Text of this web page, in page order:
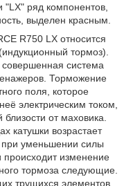
ряд компонентов,
выделен красным.
R750 LX относится
тормоз).
сиcтема
Торможение
поля, которое
электрическим током,
от маховика.
катушки возрастает
при уменьшении силы
происходит изменение
тормоза следующие.
трущихся элементов